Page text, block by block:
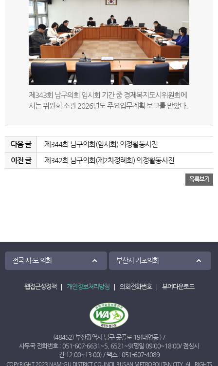
제343회 남구의회 임시회 기간 중 경제복지도시위원회에
서는 위원회 소관 2026년도 주요업무계획 보고를 받았다.
다음 글
제344회 남구의회(임시회) 의정활동사진
이전 글
제342회 남구의회(제2차정례회) 의정활동사진
전국 시·도 의회 부산시 기초의회
웹접근성정책 개인정보처리방침 의회전화번호 뷰어다운로드
(48452) 부산광역시 남구 못골로 19(대연동 ) /
사무국 전화번호 : 051-607-6631 ~5 6521 ~9(평일 09:00~18:00/ 점심시
간:12:00~13:00) / 팩스 : 051-607-4089
COPYRIGHT 2023 NAM-GU DISTRICT COUNCIL BUSAN METROPOLITAN CITY. ALL RIGHTS